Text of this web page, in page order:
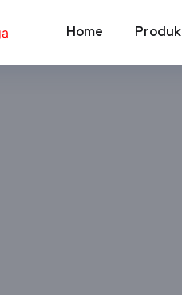
Home Produk